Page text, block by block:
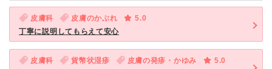
皮膚科 皮膚のかぶれ
5.0
丁寧に説明してもらえて安心
皮膚科 貨幣状湿疹 皮膚の発疹・かゆみ
5.0